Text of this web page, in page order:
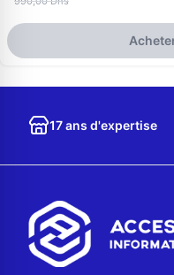
17 ans d'expertise